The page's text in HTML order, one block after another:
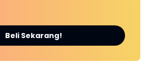
Beli Sekarang!